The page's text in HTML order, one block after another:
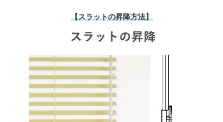
【スラットの昇降方法】